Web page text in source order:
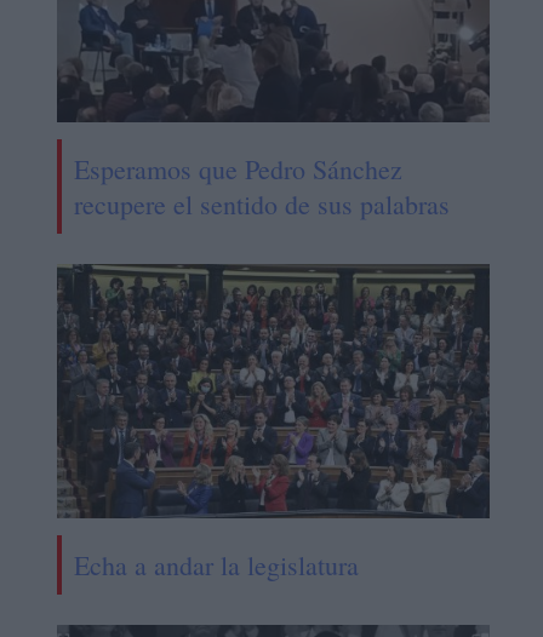
Esperamos que Pedro Sánchez
recupere el sentido de sus palabras
Echa a andar la legislatura